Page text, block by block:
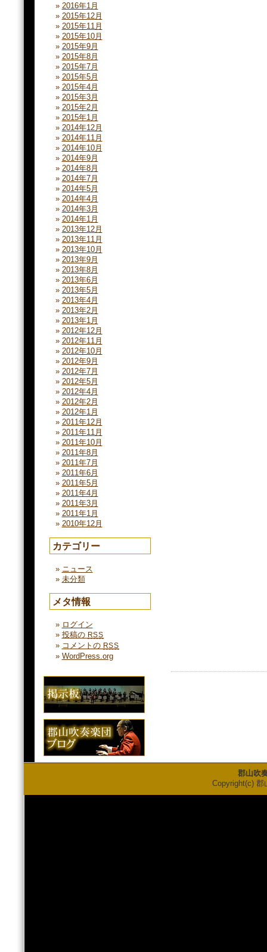
2016年1月
2015年12月
2015年11月
2015年10月
2015年9月
2015年8月
2015年7月
2015年5月
2015年4月
2015年3月
2015年2月
2015年1月
2014年12月
2014年11月
2014年10月
2014年9月
2014年8月
2014年7月
2014年5月
2014年4月
2014年3月
2014年1月
2013年12月
2013年11月
2013年10月
2013年9月
2013年8月
2013年6月
2013年5月
2013年4月
2013年2月
2013年1月
2012年12月
2012年11月
2012年10月
2012年9月
2012年7月
2012年5月
2012年4月
2012年2月
2012年1月
2011年12月
2011年11月
2011年10月
2011年8月
2011年7月
2011年6月
2011年5月
2011年4月
2011年3月
2011年1月
2010年12月
カテゴリー
ニュース
未分類
メタ情報
ログイン
投稿の RSS
コメントの RSS
WordPress.org
郡山吹
Copyright(c) 郡